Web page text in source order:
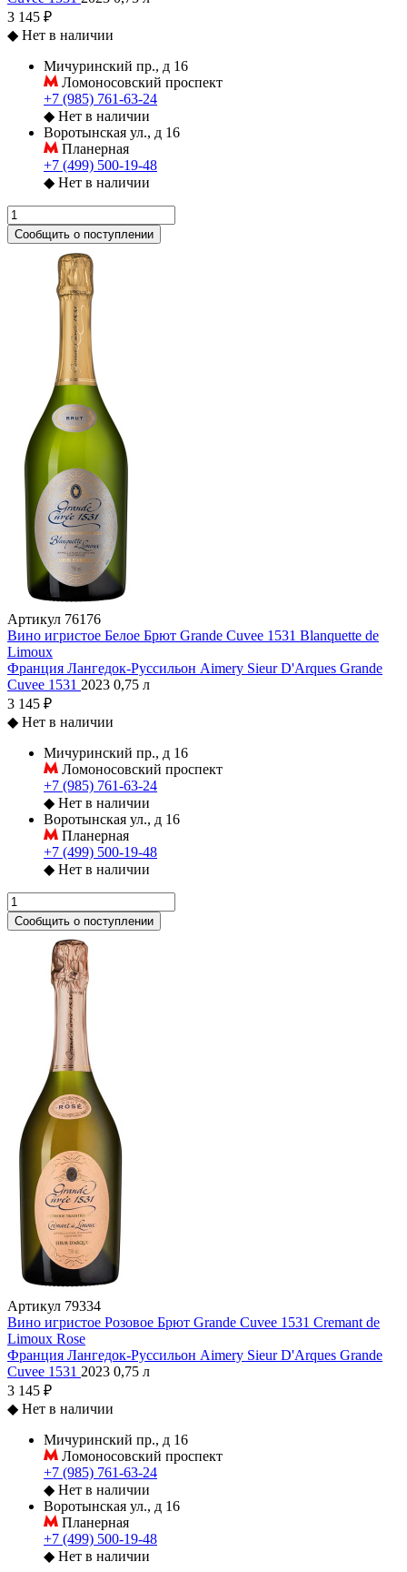
3 145 ₽
◆ Нет в наличии
Мичуринский пр., д 16
Ломоносовский проспект
+7 (985) 761-63-24
◆ Нет в наличии
Воротынская ул., д 16
Планерная
+7 (499) 500-19-48
◆ Нет в наличии
Сообщить о поступлении
Артикул 76176
Вино игристое Белое Брют Grande Cuvee 1531 Blanquette de
Limoux
Франция Лангедок-Руссильон Aimery Sieur D'Arques Grande
Cuvee 1531 2023 0,75 л
3 145 ₽
◆ Нет в наличии
Мичуринский пр., д 16
Ломоносовский проспект
+7 (985) 761-63-24
◆ Нет в наличии
Воротынская ул., д 16
Планерная
+7 (499) 500-19-48
◆ Нет в наличии
Сообщить о поступлении
Артикул 79334
Вино игристое Розовое Брют Grande Cuvee 1531 Cremant de
Limoux Rose
Франция Лангедок-Руссильон Aimery Sieur D'Arques Grande
Cuvee 1531 2023 0,75 л
3 145 ₽
◆ Нет в наличии
Мичуринский пр., д 16
Ломоносовский проспект
+7 (985) 761-63-24
◆ Нет в наличии
Воротынская ул., д 16
Планерная
+7 (499) 500-19-48
◆ Нет в наличии